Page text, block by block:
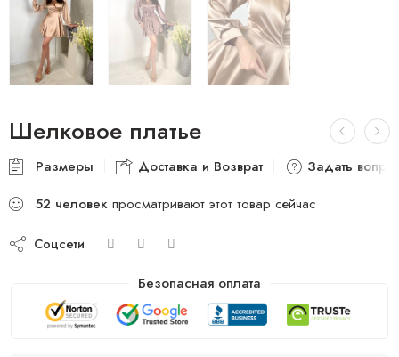
Шелковое платье
Размеры Доставка и Возврат
Задать
52 человек просматривают этот товар сейчас
Соцсети
Безопасная оплата